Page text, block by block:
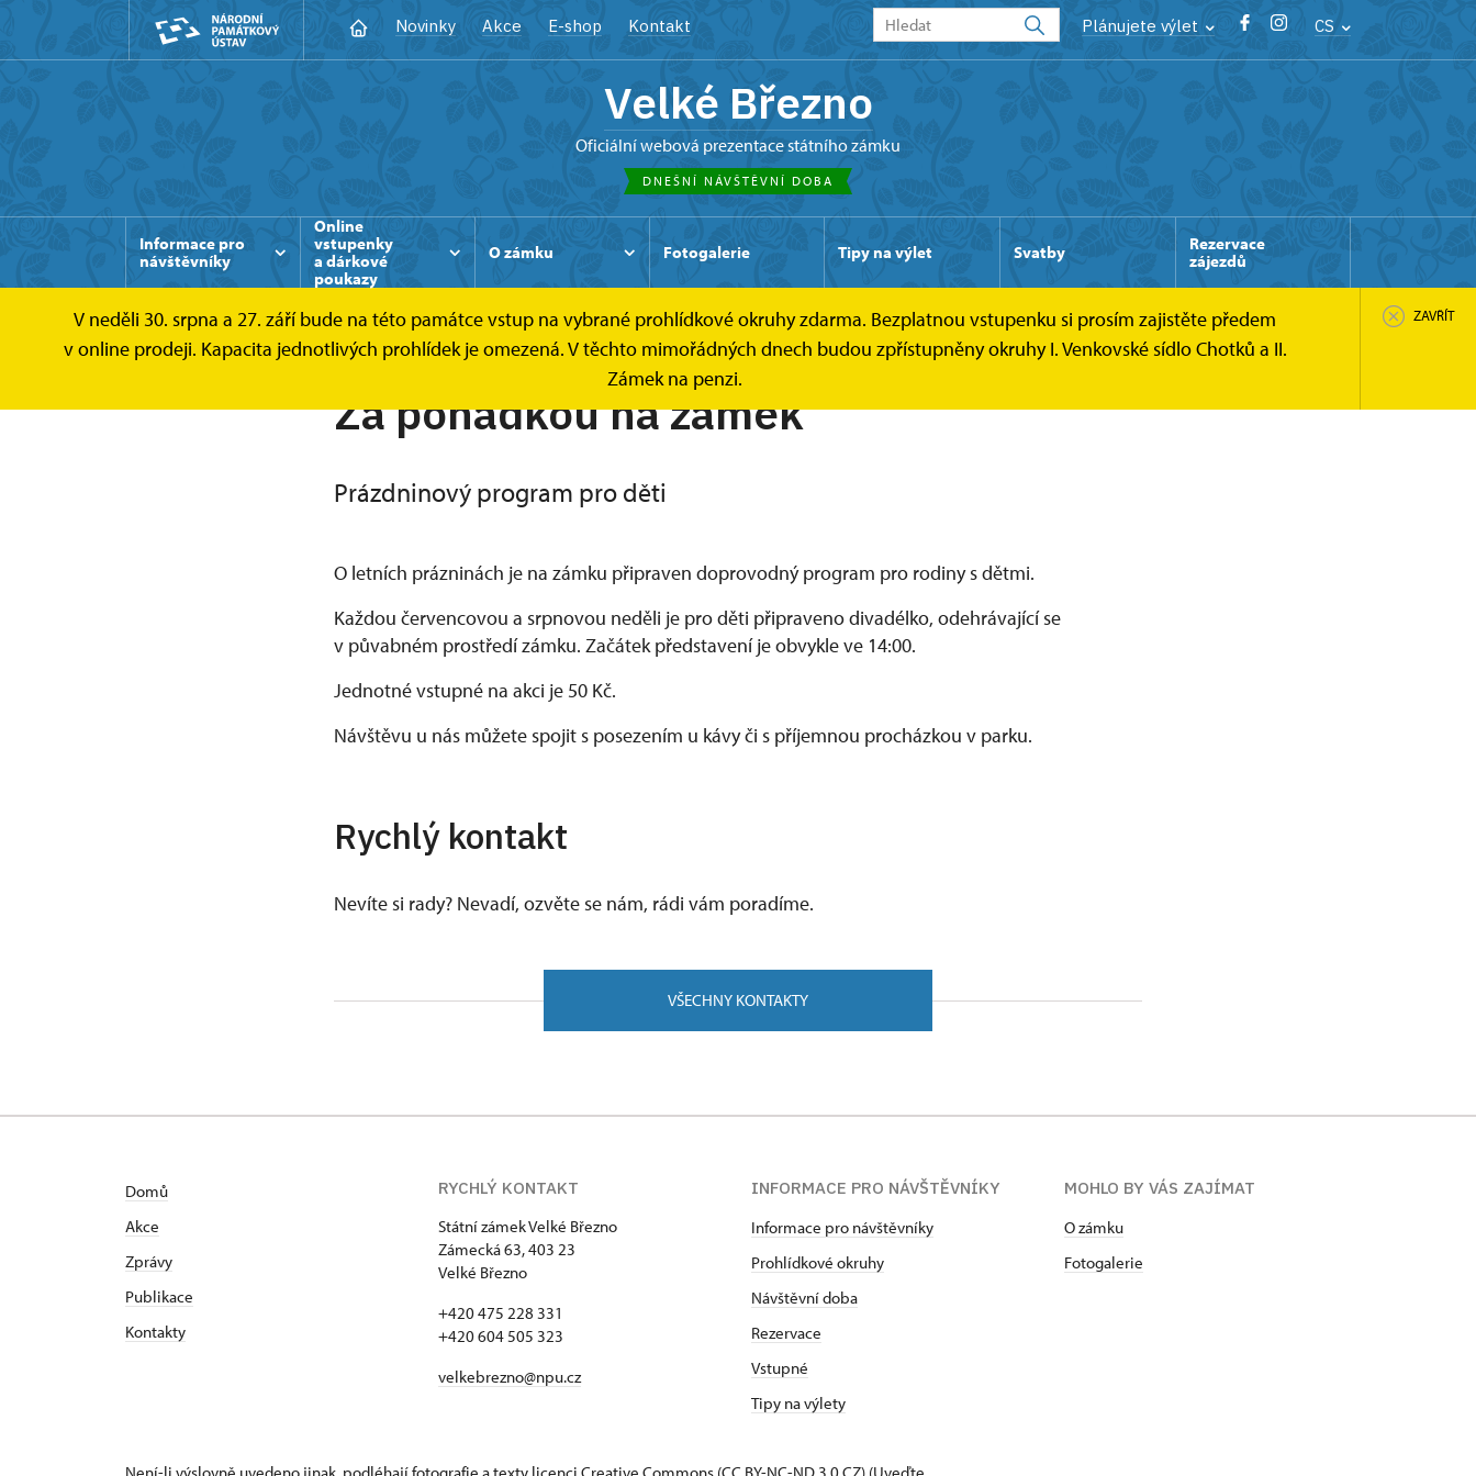
Novinky Akce E-shop Kontakt Plánujete výlet CS
Velké Březno
oficiální webová prezentace státního zámku
DNEŠNÍ NÁVŠTĚVNÍ DOBA
Informace pro
návštěvníky
Online
vstupenky
a dárkové
poukazy
O zámku Fotogalerie Tipy na výlet Svatby
Rezervace
zájezdů
V neděli 30. srpna a 27. září bude na této památce vstup na vybrané prohlídkové okruhy zdarma. Bezplatnou vstupenku si prosím zajistěte předem
v online prodeji. Kapacita jednotlivých prohlídek je omezená. V těchto mimořádných dnech budou zpřístupněny okruhy I. Venkovské sídlo Chotků a II.
Zámek na penzi.
ZAVŘÍT
Za pohádkou na zámek
Prázdninový program pro děti
O letních prázninách je na zámku připraven doprovodný program pro rodiny s dětmi.
Každou červencovou a srpnovou neděli je pro děti připraveno divadélko, odehrávající se
v půvabném prostředí zámku. Začátek představení je obvykle ve 14:00.
Jednotné vstupné na akci je 50 Kč.
Návštěvu u nás můžete spojit s posezením u kávy či s příjemnou procházkou v parku.
Rychlý kontakt
Nevíte si rady? Nevadí, ozvěte se nám, rádi vám poradíme.
VŠECHNY KONTAKTY
Domů
Akce
Zprávy
Publikace
Kontakty
RYCHLÝ KONTAKT
Státní zámek Velké Březno
Zámecká 63, 403 23
Velké Březno
+420 475 228 331
+420 604 505 323
velkebrezno@npu.cz
INFORMACE PRO NÁVŠTĚVNÍKY
Informace pro návštěvníky
Prohlídkové okruhy
Návštěvní doba
Rezervace
Vstupné
Tipy na výlety
MOHLO BY VÁS ZAJÍMAT
O zámku
Fotogalerie